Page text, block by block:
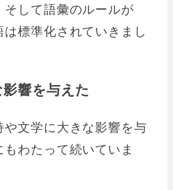
して語彙のルールが
標準化されていきまし
響を与えた
文学に大きな影響を与
わたって続いていま